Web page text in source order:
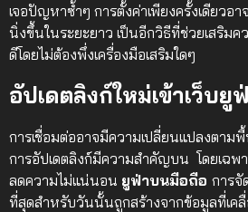
เจอปัญหาซ้ำๆ การตั้งค่าเพียงครั้งเดียวอ
นิ่งขึ้นในระยะยาว เป็นอีกวิธีที่ช่วยเสริม
ดีโดยไม่ต้องพึ่งเครื่องมือเสริมใดๆ
อัปเดตลิงก์ใหม่เข้าเว็บยู
การเชื่อมต่ออาจมีความเปลี่ยนแปลงตาม
การอัปเดตลิงก์มีความสำคัญบน โดยเฉพ
ลดความไม่แน่นอน ยูฟ่าบนมือถือ การจั
ที่สุดสำหรับวันนั้นถูกสร้างจากข้อมูลที่เค